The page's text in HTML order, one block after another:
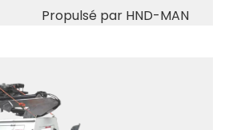
Propulsé par HND-MAN